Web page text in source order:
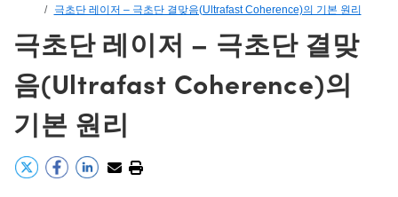
Breadboards
Slides
Objectives
Objectives
Cameras™
Products
Lenses
Lenses
극초단 레이저 – 극초단 결맞음(Ultrafast Coherence)의 기본 원리
극초단 레이저 – 극초단 결맞
음(Ultrafast Coherence)의
기본 원리